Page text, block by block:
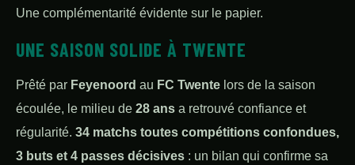
Une complémentarité évidente sur le papier.
UNE SAISON SOLIDE À TWENTE
Prêté par Feyenoord au FC Twente lors de la saison
écoulée, le milieu de 28 ans a retrouvé confiance et
régularité. 34 matchs toutes compétitions confondues,
3 buts et 4 passes décisives : un bilan qui confirme sa